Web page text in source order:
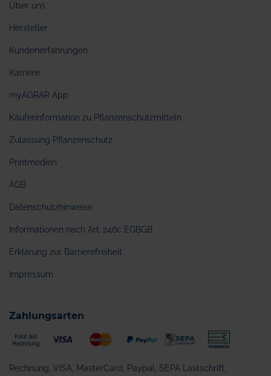
Über uns
Hersteller
Kundenerfahrungen
Karriere
myAGRAR App
Käuferinformation zu Pflanzenschutzmitteln
Zulassung Pflanzenschutz
Printmedien
AGB
Datenschutzhinweise
Informationen nach Art. 246c EGBGB
Erklärung zur Barrierefreiheit
Impressum
Zahlungsarten
Rechnung, VISA, MasterCard, Paypal, SEPA Lastschrift,